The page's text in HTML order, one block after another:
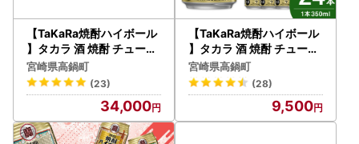
【TaKaRa焼酎ハイボール
】タカラ 酒 焼酎 チューハ
イ 辛口 国産 人気 飲み比べ
(3種×各24本）
宮崎県高鍋町
(23)
34,000
【TaKaRa焼酎ハイボール
】タカラ 酒 焼酎 チューハ
イ レモン 辛口 国産 人気 (
350ml×24本)
宮崎県高鍋町
(28)
9,500